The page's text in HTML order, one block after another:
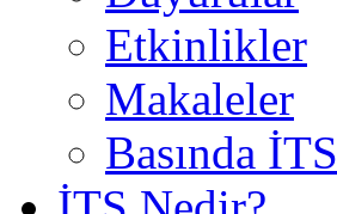
Etkinlikler
Makaleler
Basında İTS